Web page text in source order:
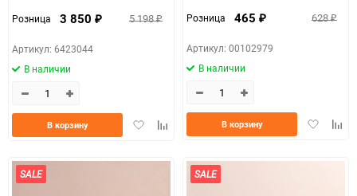
Розница 3 850 ₽ 5 198₽
Артикул: 6423044
В наличии
ДобавитьДобавить
В корзину
Розница 465 ₽ 628₽
Артикул: 00102979
В наличии
Добавить
В корзину
SALE SALE